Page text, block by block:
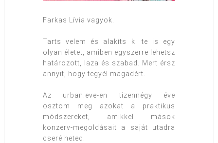
Farkas Lívia vagyok.
Tarts velem és alakíts ki te is egy
olyan életet, amiben egyszerre lehetsz
határozott, laza és szabad. Mert érsz
annyit, hogy tegyél magadért.
Az urban:eve-en tizennégy éve
osztom meg azokat a praktikus
módszereket, amikkel mások
konzerv-megoldásait a saját utadra
cserélheted.